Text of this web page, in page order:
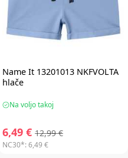
Name It13201013 NKFVOLTA
hlače
Na voljo takoj
6,49 € 12,99 €
NC30*:6,49 €